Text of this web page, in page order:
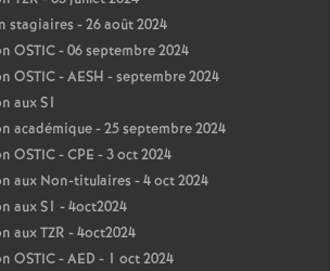
stagiaires - 26 août 2024
OSTIC - 06 septembre 2024
OSTIC - AESH - septembre 2024
aux S1
académique - 25 septembre 2024
OSTIC - CPE - 3 oct 2024
aux Non-titulaires - 4 oct 2024
aux S1 - 4oct2024
aux TZR - 4oct2024
OSTIC - AED - 1 oct 2024